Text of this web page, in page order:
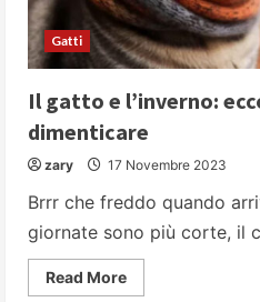
Gatti
Il gatto e l’inverno:
dimenticare
zary 17 Novembre 2023
Brrr che freddo quando
giornate sono più corte, il
Read MoreRead
more